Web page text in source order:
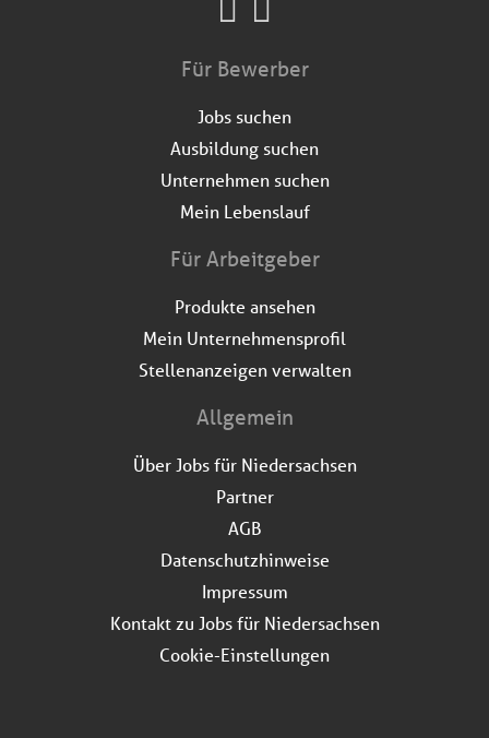
Für Bewerber
Jobs suchen
Ausbildung suchen
Unternehmen suchen
Mein Lebenslauf
Für Arbeitgeber
Produkte ansehen
Mein Unternehmensprofil
Stellenanzeigen verwalten
Allgemein
Über Jobs für Niedersachsen
Partner
AGB
Datenschutzhinweise
Impressum
Kontakt zu Jobs für Niedersachsen
Cookie-Einstellungen